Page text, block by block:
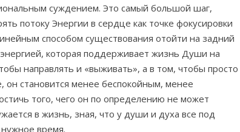
суждением. Это самый большой шаг,
потоку Энергии в сердце как точке фокусировки
способом существования отойти на задний
которая поддерживает жизнь Души на
направлять и «выживать», а в том, чтобы просто
становится менее беспокойным, менее
того, чего он по определению не может
в жизнь, зная, что у души и духа все под
время.